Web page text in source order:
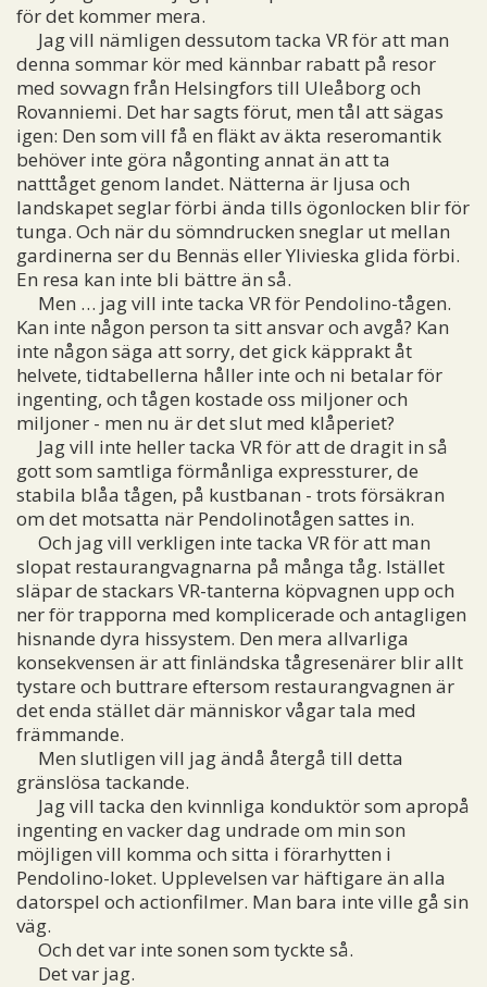
för det kommer mera.
Jag vill nämligen dessutom tacka VR för att man
denna sommar kör med kännbar rabatt på resor
med sovvagn från Helsingfors till Uleåborg och
Rovanniemi. Det har sagts förut, men tål att sägas
igen: Den som vill få en fläkt av äkta reseromantik
behöver inte göra någonting annat än att ta
natttåget genom landet. Nätterna är ljusa och
landskapet seglar förbi ända tills ögonlocken blir för
tunga. Och när du sömndrucken sneglar ut mellan
gardinerna ser du Bennäs eller Ylivieska glida förbi.
En resa kan inte bli bättre än så.
Men … jag vill inte tacka VR för Pendolino-tågen.
Kan inte någon person ta sitt ansvar och avgå? Kan
inte någon säga att sorry, det gick käpprakt åt
helvete, tidtabellerna håller inte och ni betalar för
ingenting, och tågen kostade oss miljoner och
miljoner - men nu är det slut med klåperiet?
Jag vill inte heller tacka VR för att de dragit in så
gott som samtliga förmånliga expressturer, de
stabila blåa tågen, på kustbanan - trots försäkran
om det motsatta när Pendolinotågen sattes in.
Och jag vill verkligen inte tacka VR för att man
slopat restaurangvagnarna på många tåg. Istället
släpar de stackars VR-tanterna köpvagnen upp och
ner för trapporna med komplicerade och antagligen
hisnande dyra hissystem. Den mera allvarliga
konsekvensen är att finländska tågresenärer blir allt
tystare och buttrare eftersom restaurangvagnen är
det enda stället där människor vågar tala med
främmande.
Men slutligen vill jag ändå återgå till detta
gränslösa tackande.
Jag vill tacka den kvinnliga konduktör som apropå
ingenting en vacker dag undrade om min son
möjligen vill komma och sitta i förarhytten i
Pendolino-loket. Upplevelsen var häftigare än alla
datorspel och actionfilmer. Man bara inte ville gå sin
väg.
Och det var inte sonen som tyckte så.
Det var jag.